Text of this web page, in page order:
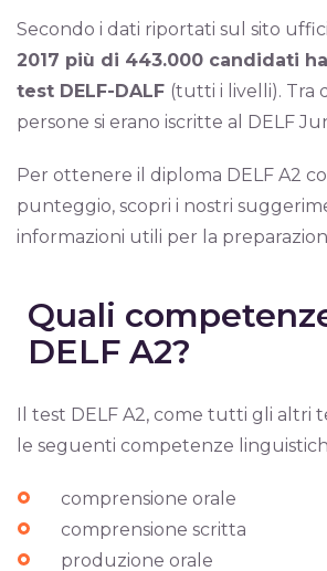
Secondo i dati riportati sul sito
2017 più di 443.000 candidati
test DELF-DALF (tutti i livelli). Tra
persone si erano iscritte al DELF
Per ottenere il diploma DELF A2
punteggio, scopri i nostri
informazioni utili per la
Quali
DELF A2?
Il test DELF A2, come tutti gli altri
le seguenti competenze
comprensione orale
comprensione scritta
produzione orale